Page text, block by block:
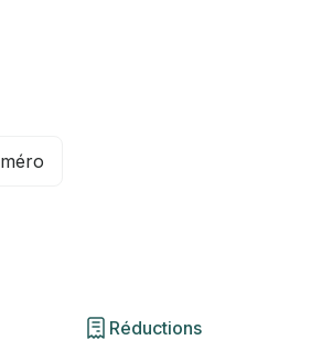
Réductions